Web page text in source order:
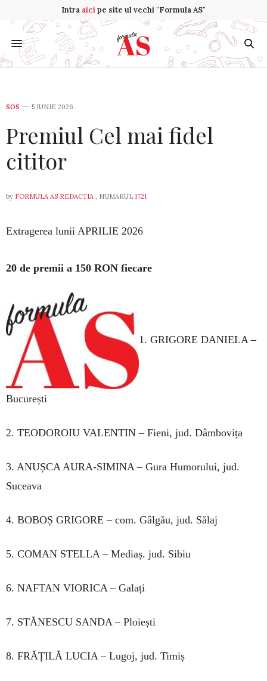
Intra aicipe site ul vechi "Formula AS"
SOS 5 IUNIE 2026
Premiul Cel mai fidel
cititor
by FORMULA AS REDACȚIA , NUMĂRUL 1721
Extragerea lunii APRILIE 2026
20 de premii a 150 RON fiecare
1. GRIGORE DANIELA –
București
2. TEODOROIU VALENTIN – Fieni, jud. Dâmbovița
3. ANUȘCA AURA-SIMINA – Gura Humorului, jud.
Suceava
4. BOBOȘ GRIGORE – com. Gâlgău, jud. Sălaj
5. COMAN STELLA – Mediaș. jud. Sibiu
6. NAFTAN VIORICA – Galați
7. STĂNESCU SANDA – Ploiești
8. FRĂȚILĂ LUCIA – Lugoj, jud. Timiș